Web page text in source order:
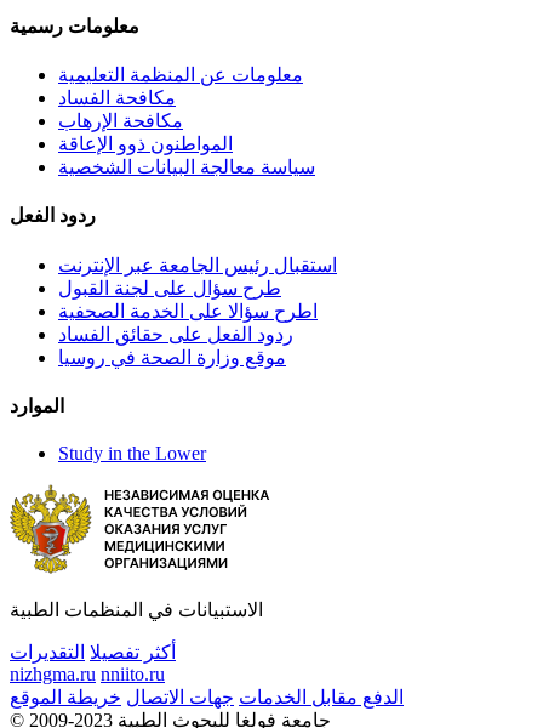
معلومات رسمية
معلومات عن المنظمة التعليمية
مكافحة الفساد
مكافحة الإرهاب
المواطنون ذوو الإعاقة
سياسة معالجة البيانات الشخصية
ردود الفعل
استقبال رئيس الجامعة عبر الإنترنت
طرح سؤال على لجنة القبول
اطرح سؤالا على الخدمة الصحفية
ردود الفعل على حقائق الفساد
موقع وزارة الصحة في روسيا
الموارد
Study in the Lower
الاستبيانات في المنظمات الطبية
أكثر تفصيلا التقديرات
nizhgma.ru nniito.ru
الدفع مقابل الخدمات جهات الاتصال خريطة الموقع
© 2009-2023 جامعة فولغا للبحوث الطبية